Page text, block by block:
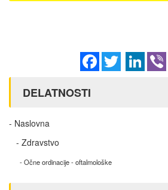
DELATNOSTI
- Naslovna
- Zdravstvo
- Očne ordinacije - oftalmološke